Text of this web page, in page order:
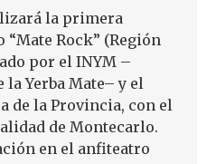
la primera
Rock” (Región
por el INYM –
Yerba Mate– y el
de la Provincia, con el
de Montecarlo.
en el anfiteatro